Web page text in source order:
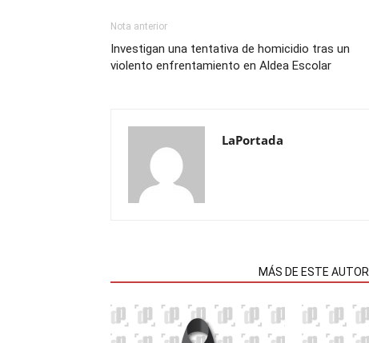
Nota anterior
Investigan una tentativa de homicidio tras un
violento enfrentamiento en Aldea Escolar
LaPortada
MÁS DE ESTE AUTOR